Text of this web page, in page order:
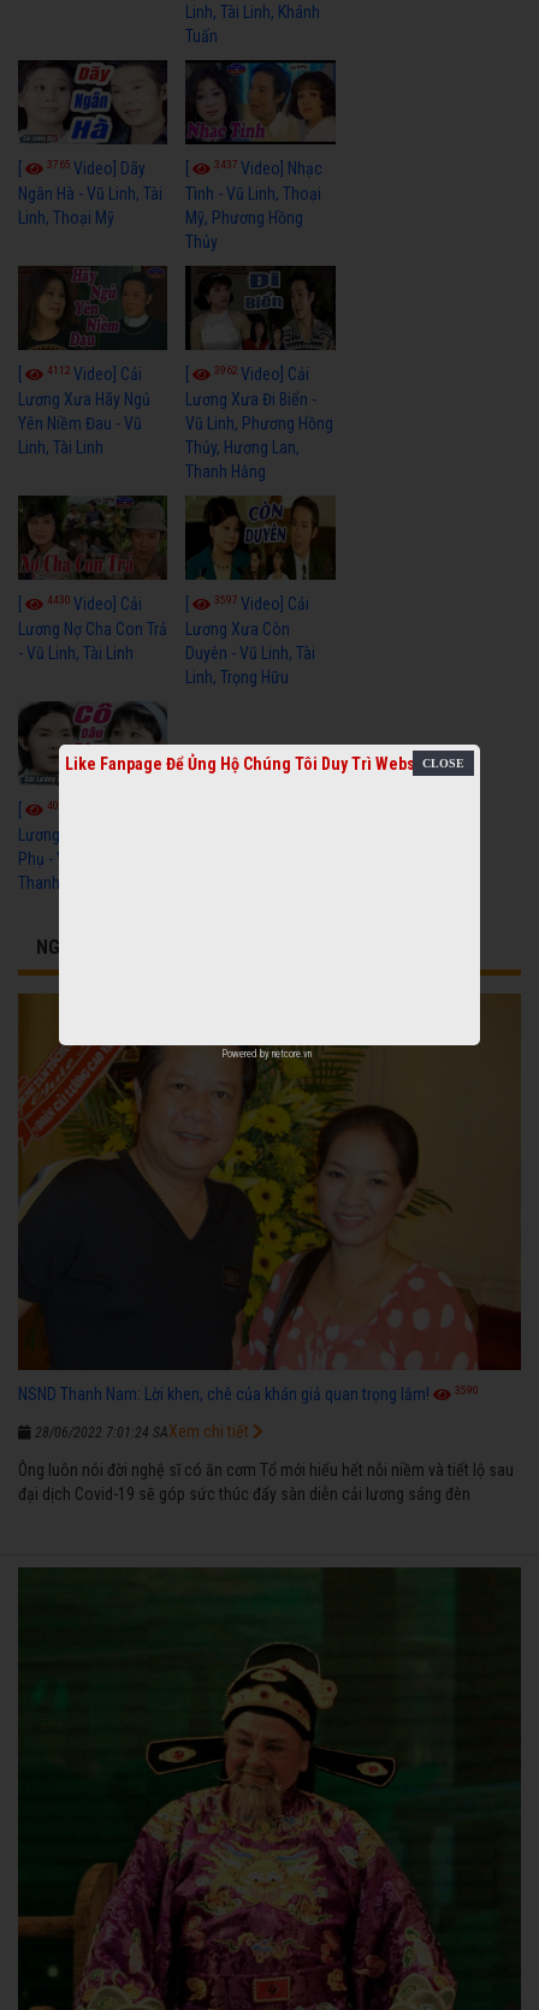
Linh, Tài Linh, Khánh
Tuấn
3765 Video] Dãy
Ngân Hà - Vũ Linh, Tài
Linh, Thoại Mỹ
3437Video] Nhạc
Tình - Vũ Linh, Thoại
Mỹ, Phương Hồng
Thủy
4112 Video] Cải
Lương Xưa Hãy Ngủ
Yên Niềm Đau - Vũ
Linh, Tài Linh
3962Video] Cải
Lương Xưa Đi Biển -
Vũ Linh, Phương Hồng
Thủy, Hương Lan,
Thanh Hằng
4430 Video] Cải
Lương Nợ Cha Con Trả
- Vũ Linh, Tài Linh
3597Video] Cải
Lương Xưa Còn
Duyên - Vũ Linh, Tài
Linh, Trọng Hữu
[ 4010
Lương Xưa Cô Dâu
Phụ - Vũ Linh, Tài Linh,
Thanh Ngân
NGHỆ SĨ LIÊN QUAN
NSND Thanh Nam: Lời khen, chê của khán giả quan trọng lắm! 3590
28/06/2022 7:01:24 SA
Ông luôn nói đời nghệ sĩ có ăn cơm Tổ mới hiểu hết nỗi niềm và tiết lộ sau
đại dịch Covid-19 sẽ góp sức thúc đẩy sàn diễn cải lương sáng đèn
Xem chi tiết
Like Fanpage Để Ủng Hộ Chúng Tôi Duy Trì Website
Powered by netcore.vn